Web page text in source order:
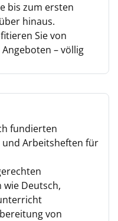
bis zum ersten
hinaus.
Sie von
– völlig
fundierten
Arbeitsheften für
wie Deutsch,
von